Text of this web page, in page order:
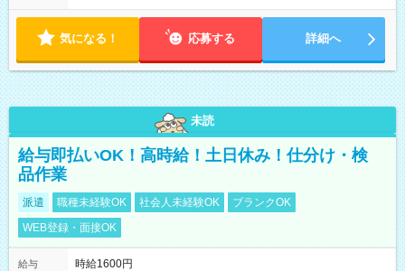
18:00 などのように、自由な働き方が可能なお仕事です！
気になる！ 応募する 詳細へ
未読
給与即払いOK！高時給！土日休み！仕分け・検
品作業
派遣 職種未経験OK 社会人未経験OK
ブランクOK
WEB登録・面接OK
給与
時給1600円